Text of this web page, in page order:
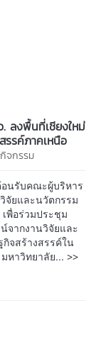
ลงพื้นที่เชียงใหม่
รรค์ภาคเหนือ
จกรรม
นรับคณะผู้บริหาร
จัยและนวัตกรรม
พื่อร่วมประชุม
จากงานวิจัยและ
จสร้างสรรค์ใน
หาวิทยาลัย... >>